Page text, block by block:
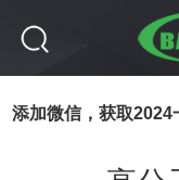
添加微信，获取2024
高